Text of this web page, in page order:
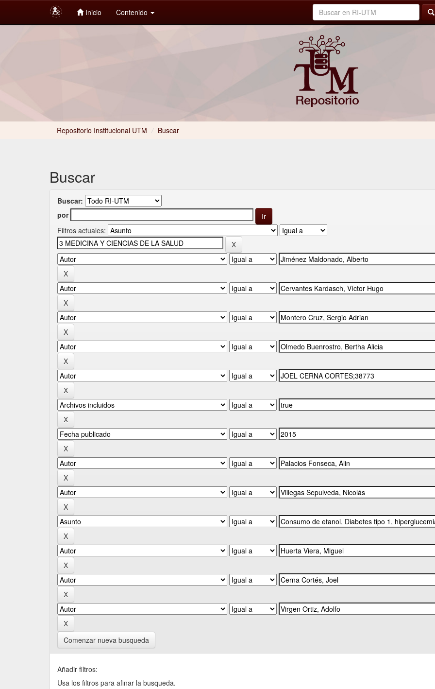
Inicio Contenido
Repositorio Institucional UTM / Buscar
Buscar
Buscar:
por
Filtros actuales:
Comenzar nueva busqueda
Añadir filtros:
Usa los filtros para afinar la busqueda.